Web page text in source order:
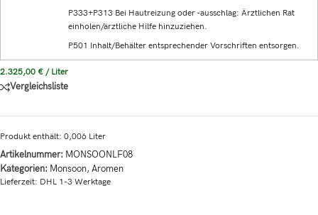
P333+P313 Bei Hautreizung oder -ausschlag: Ärztlichen Rat
einholen/ärztliche Hilfe hinzuziehen.
P501 Inhalt/Behälter entsprechender Vorschriften entsorgen.
2.325,00 € / Liter
Vergleichsliste
Produkt enthält: 0,006 Liter
Artikelnummer: MONSOONLF08
Kategorien: Monsoon,Aromen
Lieferzeit: DHL 1-3 Werktage